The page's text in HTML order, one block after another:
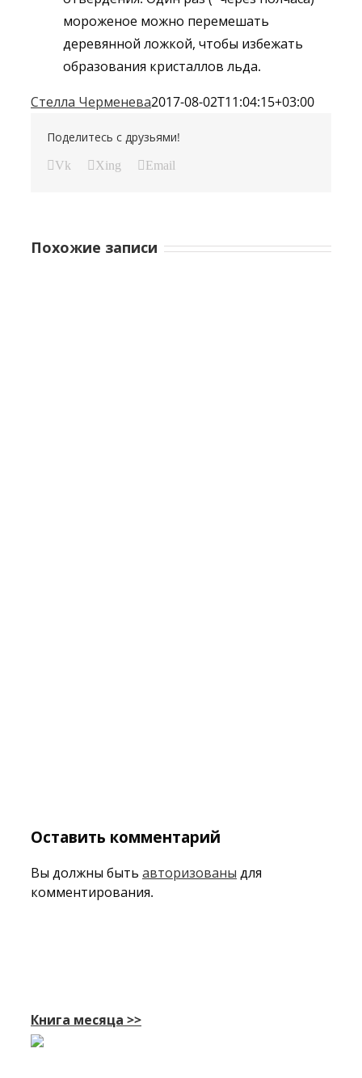
мороженое можно перемешать
деревянной ложкой, чтобы избежать
образования кристаллов льда.
Стелла Черменева2017-08-02T11:04:15+03:00
Поделитесь с друзьями!
Vk Xing Email
Похожие записи
Оставить комментарий
Вы должны быть авторизованы для
комментирования.
Книга месяца >>